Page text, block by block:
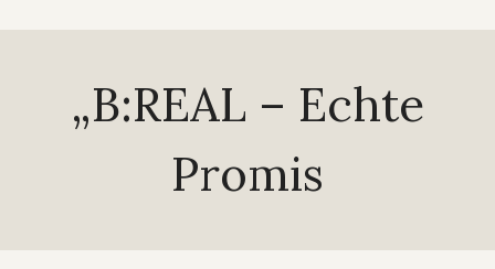
„B:REAL – Echte
Promis